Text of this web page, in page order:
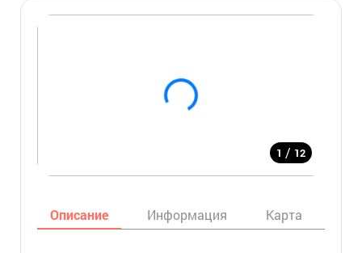
1 / 12
Описание Информация Карта